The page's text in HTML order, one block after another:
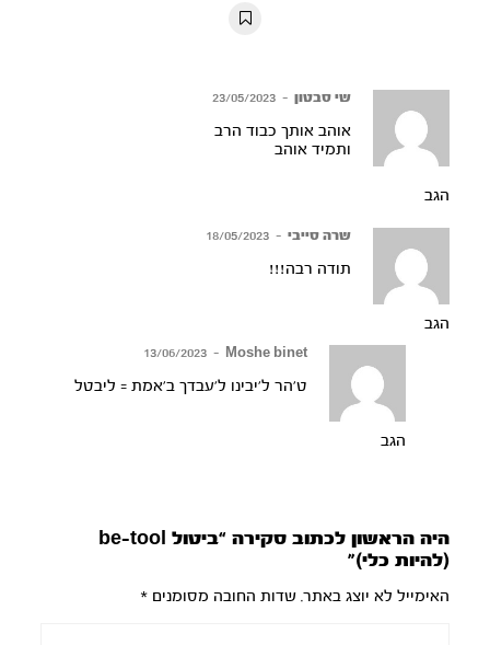
שי סבטון –
23/05/2023
אוהב אותך כבוד הרב
ותמיד אוהב
הגב
שרה סייבי –
18/05/2023
תודה רבה!!!
הגב
Moshe binet
–
13/06/2023
ט’הר ל’יבינו ל’עבדך ב’אמת = ליבטל
הגב
היה הראשון לכתוב סקירה “ביטול be-tool
(להיות כלי)”
האימייל לא יוצג באתר. שדות החובה מסומנים*